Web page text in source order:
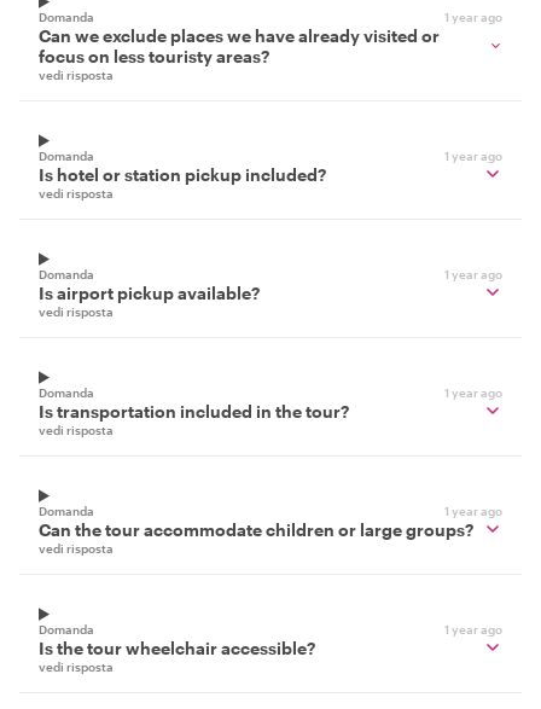
Domanda 1 year ago
Can we exclude places we have already visited or
focus on less touristy areas?
vedi risposta
Domanda 1 year ago
Is hotel or station pickup included?
vedi risposta
Domanda 1 year ago
Is airport pickup available?
vedi risposta
Domanda 1 year ago
Is transportation included in the tour?
vedi risposta
Domanda 1 year ago
Can the tour accommodate children or large groups?
vedi risposta
Domanda 1 year ago
Is the tour wheelchair accessible?
vedi risposta